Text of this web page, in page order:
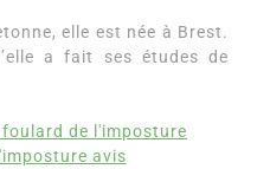
elle est née à Brest.
a fait ses études de
foulard de l'imposture
avis